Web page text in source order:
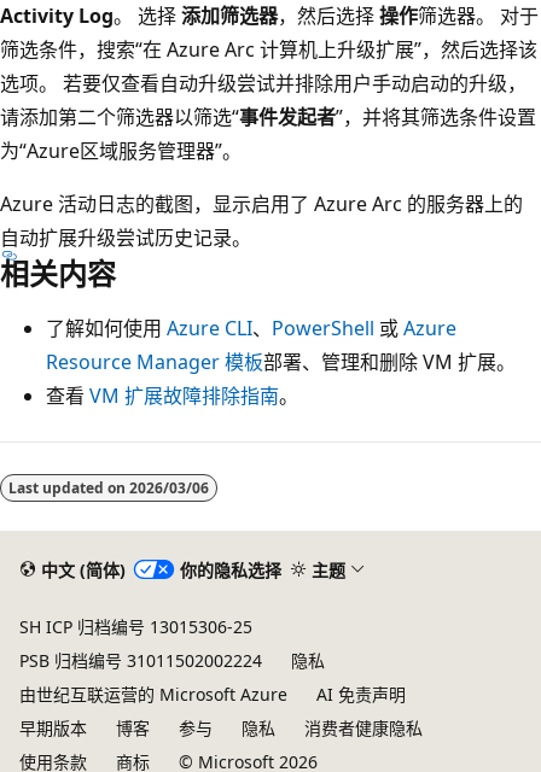
Activity Log。 选择添加筛选器，然后选择操作筛选器。 对于
筛选条件，搜索“在 Azure Arc 计算机上升级扩展”，然后选择该
选项。 若要仅查看自动升级尝试并排除用户手动启动的升级，
请添加第二个筛选器以筛选“事件发起者”，并将其筛选条件设置
为“Azure区域服务管理器”。
Azure 活动日志的截图，显示启用了 Azure Arc 的服务器上的
自动扩展升级尝试历史记录。
相关内容
了解如何使用 Azure CLI、 PowerShell 或Azure
Resource Manager 模板部署、管理和删除 VM 扩展。
查看 VM 扩展故障排除指南。
Last updated on 2026/03/06
中文 (简体) 你的隐私选择 主题
SH ICP 归档编号 13015306-25
PSB 归档编号 31011502002224
隐私
由世纪互联运营的 Microsoft Azure
AI 免责声明
早期版本
博客 参与 隐私
消费者健康隐私
使用条款
商标 © Microsoft 2026